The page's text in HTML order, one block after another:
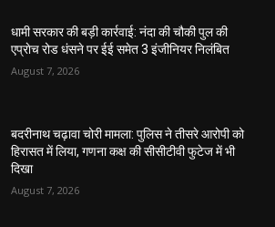
धामी सरकार की बड़ी कार्रवाई: नंदा की चौकी पुल की
एप्राेच रोड धंसने पर ईई समेत 3 इंजीनियर निलंबित
August 7, 2026
बदरीनाथ चढ़ावा चोरी मामला: पुलिस ने तीसरे आरोपी को
हिरासत में लिया, गणना कक्ष की सीसीटीवी फुटेज में भी
दिखा
August 7, 2026